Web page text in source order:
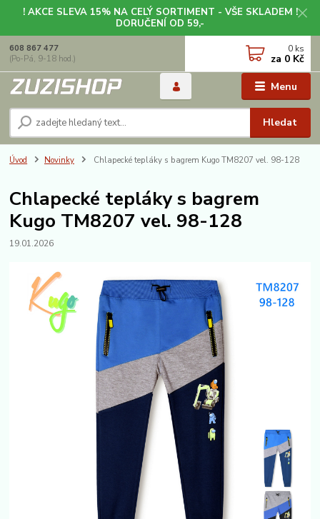
! AKCE SLEVA 15% NA CELÝ SORTIMENT - VŠE SKLADEM !
DORUČENÍ OD 59,-
Menu
Hledat
608 867 477
(Po-Pá, 9-18 hod.)
0 ks
za 0 Kč
Úvod Novinky Chlapecké tepláky s bagrem Kugo TM8207 vel. 98-128
Chlapecké tepláky s bagrem
Kugo TM8207 vel. 98-128
19.01.2026